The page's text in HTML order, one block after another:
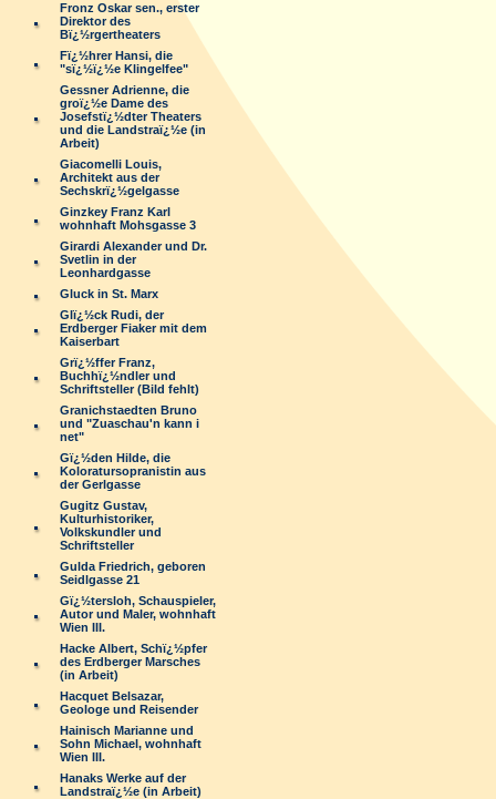
Fronz Oskar sen., erster
Direktor des
Bï¿½rgertheaters
Fï¿½hrer Hansi, die
"sï¿½ï¿½e Klingelfee"
Gessner Adrienne, die
groï¿½e Dame des
Josefstï¿½dter Theaters
und die Landstraï¿½e (in
Arbeit)
Giacomelli Louis,
Architekt aus der
Sechskrï¿½gelgasse
Ginzkey Franz Karl
wohnhaft Mohsgasse 3
Girardi Alexander und Dr.
Svetlin in der
Leonhardgasse
Gluck in St. Marx
Glï¿½ck Rudi, der
Erdberger Fiaker mit dem
Kaiserbart
Grï¿½ffer Franz,
Buchhï¿½ndler und
Schriftsteller (Bild fehlt)
Granichstaedten Bruno
und "Zuaschau'n kann i
net"
Gï¿½den Hilde, die
Koloratursopranistin aus
der Gerlgasse
Gugitz Gustav,
Kulturhistoriker,
Volkskundler und
Schriftsteller
Gulda Friedrich, geboren
Seidlgasse 21
Gï¿½tersloh, Schauspieler,
Autor und Maler, wohnhaft
Wien III.
Hacke Albert, Schï¿½pfer
des Erdberger Marsches
(in Arbeit)
Hacquet Belsazar,
Geologe und Reisender
Hainisch Marianne und
Sohn Michael, wohnhaft
Wien III.
Hanaks Werke auf der
Landstraï¿½e (in Arbeit)